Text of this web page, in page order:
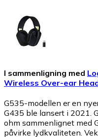
I sammenligning med
Wireless Over-ear
G535-modellen er en
G435 ble lansert i 2021.
ohm sammenlignet med
påvirke lydkvaliteten.